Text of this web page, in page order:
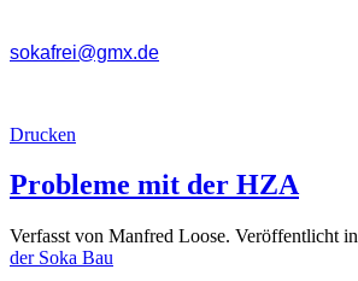
sokafrei@gmx.de
Drucken
Probleme mit der HZA
Verfasst von Manfred Loose. Veröffentlicht in
der Soka Bau